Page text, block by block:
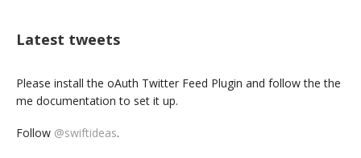
Latest tweets
Please install the oAuth Twitter Feed Plugin and follow the the
me documentation to set it up.
Follow @swiftideas.